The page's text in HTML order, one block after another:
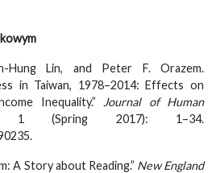
Hung Lin, and Peter F. Orazem.
in Taiwan, 1978–2014: Effects on
Inequality.” Journal of Human
2017): 1–34.
A Story about Reading.” New England